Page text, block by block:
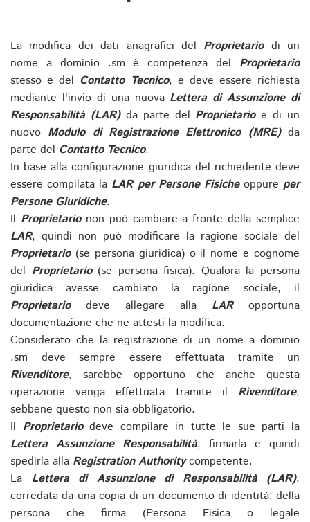
La modifica dei dati anagrafici del Proprietariodi un
nome a dominio .sm è competenza del Proprietario
stesso e del Contatto Tecnico, e deve essere richiesta
mediante l'invio di una nuova Lettera di Assunzione di
Responsabilità (LAR)da parte del Proprietarioe di un
nuovo Modulo di Registrazione Elettronico (MRE)da
parte del Contatto Tecnico.
In base alla configurazione giuridica del richiedente deve
essere compilata la LAR per Persone Fisicheoppure per
Persone Giuridiche.
Il Proprietarionon può cambiare a fronte della semplice
LAR, quindi non può modificare la ragione sociale del
Proprietario(se persona giuridica) o il nome e cognome
del Proprietario(se persona fisica). Qualora la persona
giuridica avesse cambiato la ragione sociale, il
Proprietariodeve allegare alla LARopportuna
documentazione che ne attesti la modifica.
Considerato che la registrazione di un nome a dominio
.sm deve sempre essere effettuata tramite un
Rivenditore, sarebbe opportuno che anche questa
operazione venga effettuata tramite il Rivenditore,
sebbene questo non sia obbligatorio.
Il Proprietariodeve compilare in tutte le sue parti la
Lettera Assunzione Responsabilità, firmarla e quindi
spedirla alla Registration Authoritycompetente.
La Lettera di Assunzione di Responsabilità (LAR),
corredata da una copia di un documento di identità: della
persona che firma (Persona Fisica o legale